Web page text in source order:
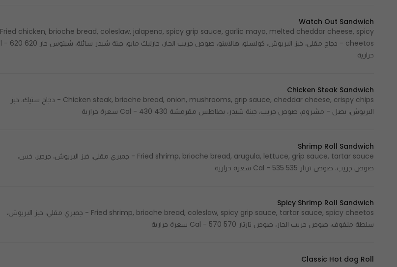
Watch Out Sandwich
Fried chicken, brioche bread, coleslaw, jalapeno, spicy grip sauce, garlic mayo, melted cheddar cheese, spicy
حرارية
Chicken Steak Sandwich
Chicken steak, brioche bread, onion, mushrooms, grip sauce, cheddar cheese, crispy chips - دجاج ستيك، خبز
البريوش، بصل - مشروم، صوص جريب، جبنة شيدر، بطاطس مقرمشة 430 Cal - 430 سعرة حرارية
Shrimp Roll Sandwich
Fried shrimp, brioche bread, arugula, lettuce, grip sauce, tartar sauce - جمبري مقلي، خبز البريوش، جرجير، خس،
صوص جريب، صوص ترتار 535 Cal - 535 سعرة حرارية
Spicy Shrimp Roll Sandwich
Fried shrimp, brioche bread, coleslaw, spicy grip sauce, tartar sauce, spicy cheetos - جمبري مقلي، خبز البريوش،
سلطة ملفوف، صوص جريب الحار، صوص تارتار 570 Cal - 570 سعرة حرارية
Classic Hot dog Roll